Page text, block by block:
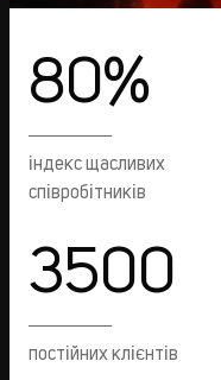
80%
індекс щасливих
співробітників
3500
постійних клієнтів